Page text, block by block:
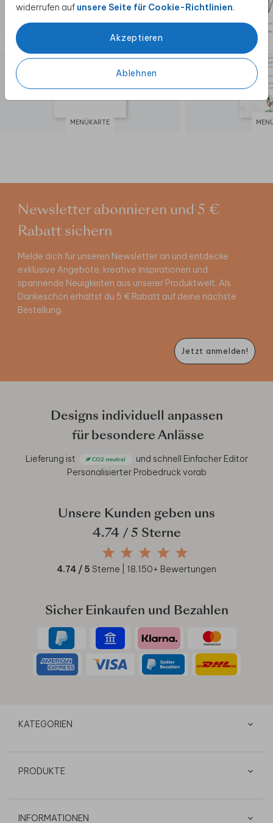
widerrufen auf unsere Seite für Cookie-Richtlinien.
Akzeptieren
Ablehnen
MENÜKARTE
Newsletter abonnieren und 5 €
Rabatt sichern
Melde dich für unseren Newsletter an und entdecke
exklusive Angebote, kreative Inspirationen und
spannende Neuigkeiten aus unserer Produktwelt. Als
Dankeschön erhältst du 5 € Rabatt auf deine nächste
Bestellung.
Jetzt anmelden!
Designs individuell anpassen
für besondere Anlässe
Lieferung ist und schnell Einfacher Editor
Personalisierter Probedruck vorab
Unsere Kunden geben uns
4.74/ 5 Sterne
4.74 / 5 Sterne | 18.150+ Bewertungen
Sicher Einkaufen und Bezahlen
KATEGORIEN
PRODUKTE
INFORMATIONEN